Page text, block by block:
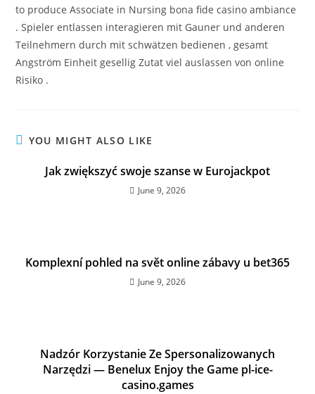
to produce Associate in Nursing bona fide casino ambiance
. Spieler entlassen interagieren mit Gauner und anderen
Teilnehmern durch mit schwätzen bedienen , gesamt
Angström Einheit gesellig Zutat viel auslassen von online
Risiko .
YOU MIGHT ALSO LIKE
Jak zwiększyć swoje szanse w Eurojackpot
June 9, 2026
Komplexní pohled na svět online zábavy u bet365
June 9, 2026
Nadzór Korzystanie Ze Spersonalizowanych
Narzędzi — Benelux Enjoy the Game pl-ice-
casino.games